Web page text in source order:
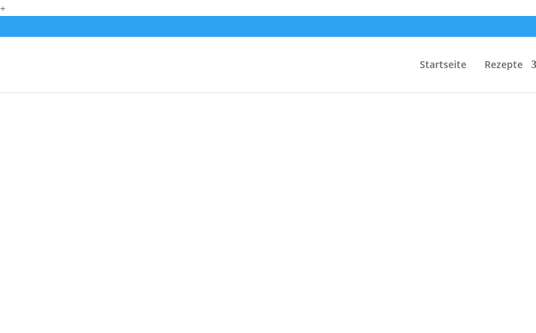
+
Startseite Rezepte